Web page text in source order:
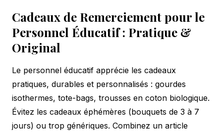
Cadeaux de Remerciement pour le
Personnel Éducatif : Pratique &
Original
Le personnel éducatif apprécie les cadeaux
pratiques, durables et personnalisés : gourdes
isothermes, tote-bags, trousses en coton biologique.
Évitez les cadeaux éphémères (bouquets de 3 à 7
jours) ou trop génériques. Combinez un article